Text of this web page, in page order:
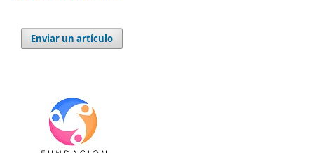
Enviar un artículo